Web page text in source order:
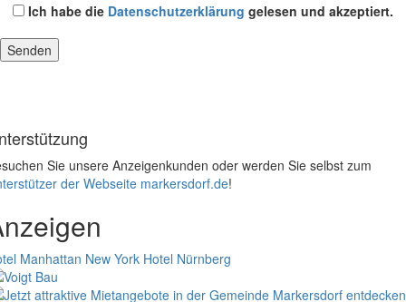
Ich habe die Datenschutzerklärung gelesen und akzeptiert.
Sie unsere Anzeigenkunden oder werden Sie selbst zum
der Webseite markersdorf.de!
Manhattan New York Hotel Nürnberg